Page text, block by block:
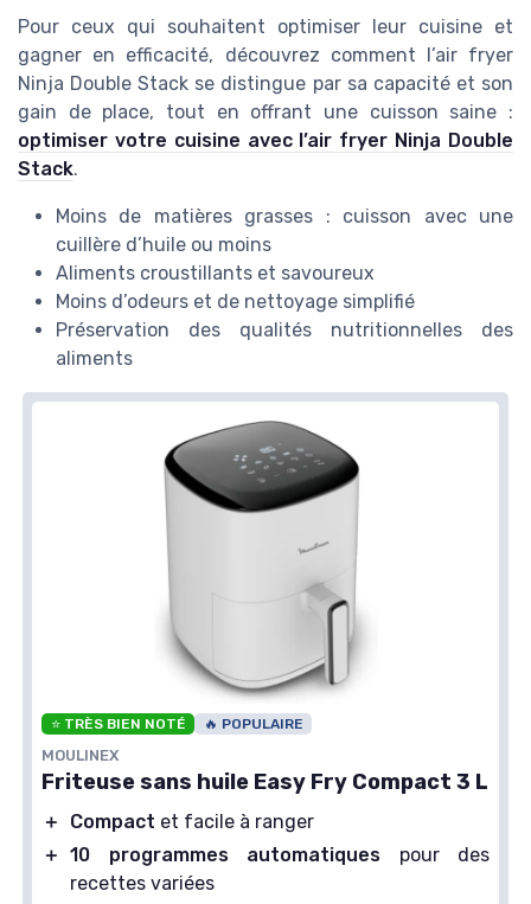
Pour ceux qui souhaitent optimiser leur cuisine et
gagner en efficacité, découvrez comment l’air fryer
Ninja Double Stack se distingue par sa capacité et son
gain de place, tout en offrant une cuisson saine :
optimiser votre cuisine avec l’air fryer Ninja Double
Stack.
Moins de matières grasses : cuisson avec une
cuillère d’huile ou moins
Aliments croustillants et savoureux
Moins d’odeurs et de nettoyage simplifié
Préservation des qualités nutritionnelles des
aliments
⭐ TRÈS BIEN NOTÉ 🔥 POPULAIRE
MOULINEX
Friteuse sans huile Easy Fry Compact 3 L
＋ Compact et facile à ranger
＋ 10 programmes automatiques pour des
recettes variées